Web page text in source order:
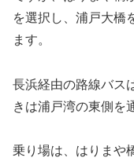
を選択し、浦戸大橋
ます。
長浜経由の路線バス
きは浦戸湾の東側を
乗り場は、はりまや